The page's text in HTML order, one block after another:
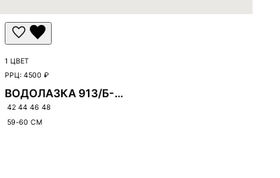
1 ЦВЕТ
РРЦ:4500 ₽
ВОДОЛАЗКА 913/Б-913
42 44 46 48
59-60 СМ